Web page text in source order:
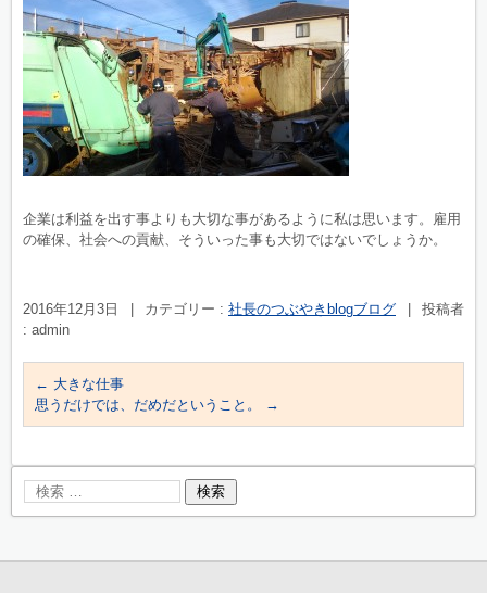
企業は利益を出す事よりも大切な事があるように私は思います。雇用
の確保、社会への貢献、そういった事も大切ではないでしょうか。
2016年12月3日 カテゴリー : 社長のつぶやきblogブログ
投稿者
: admin
← 大きな仕事
思うだけでは、だめだということ。
→